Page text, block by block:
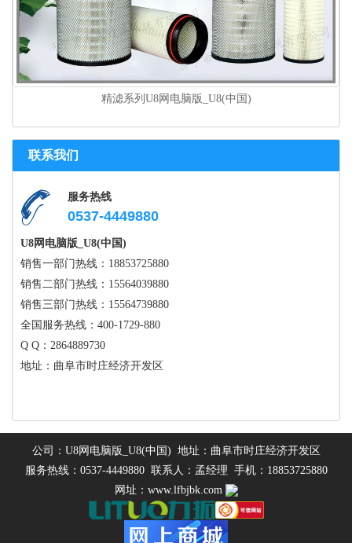
精滤系列U8网电脑版_U8(中国)
联系我们
服务热线
0537-4449880
U8网电脑版_U8(中国)
销售一部门热线：18853725880
销售二部门热线：15564039880
销售三部门热线：15564739880
全国服务热线：400-1729-880
Q Q：2864889730
地址：曲阜市时庄经济开发区
公司：U8网电脑版_U8(中国) 地址：曲阜市时庄经济开发区
服务热线：0537-4449880 联系人：孟经理 手机：18853725880
网址：www.lfbjbk.com